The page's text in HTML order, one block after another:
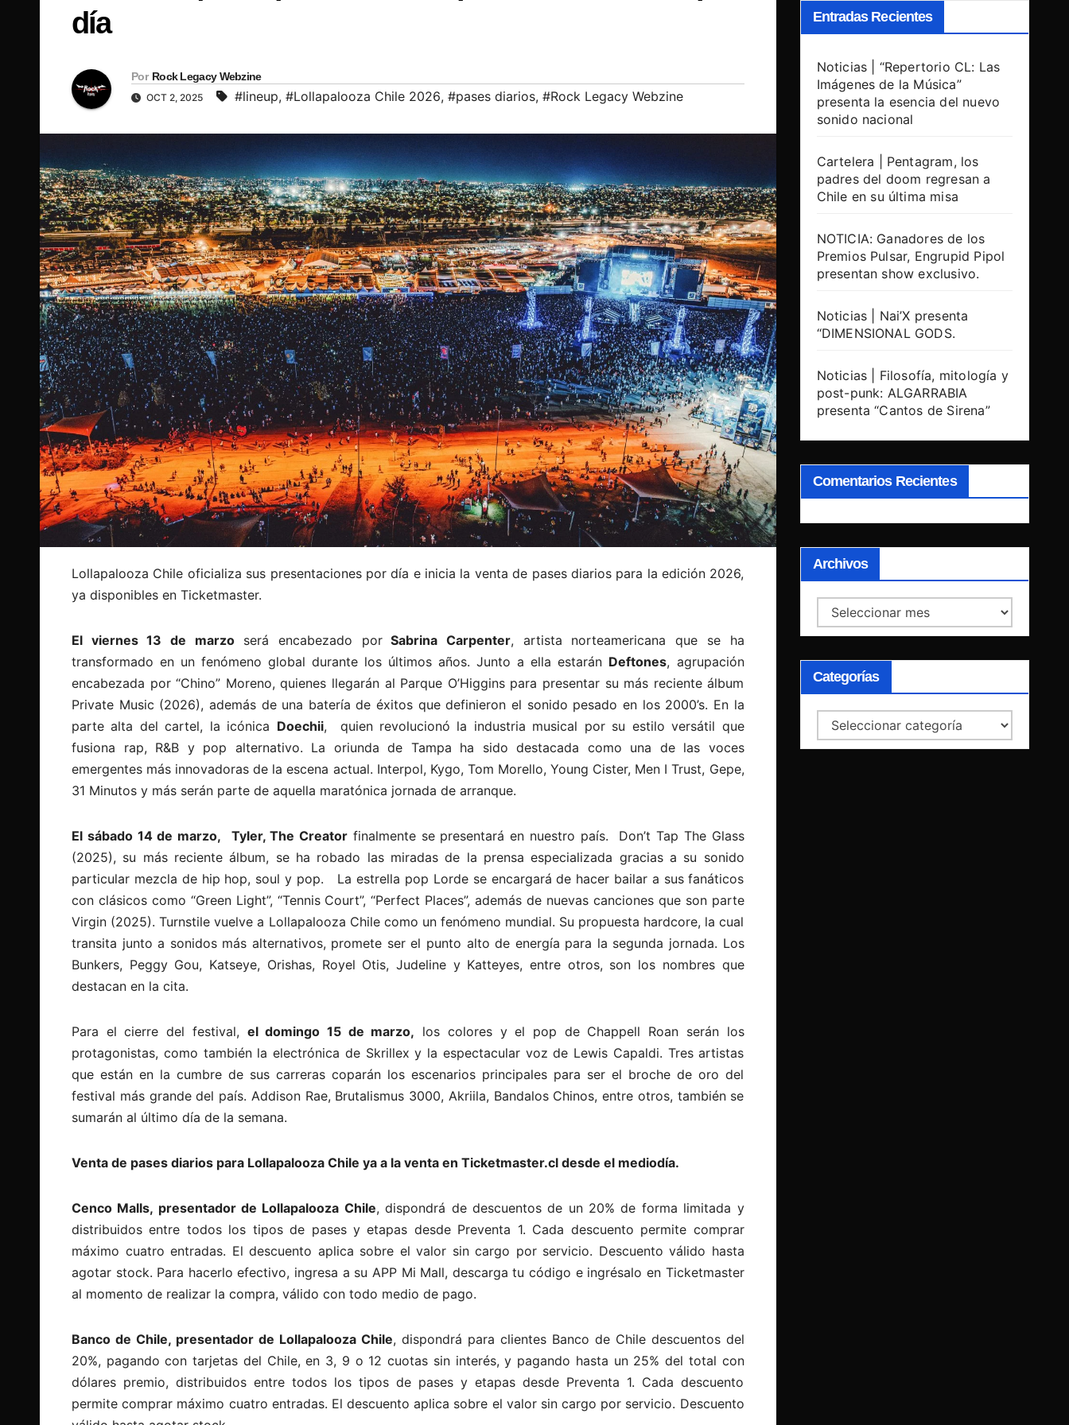
día
Por Rock Legacy Webzine
OCT 2, 2025 #lineup, #Lollapalooza Chile 2026, #pases diarios, #Rock Legacy Webzine
Lollapalooza Chile oficializa sus presentaciones por día e inicia la venta de pases diarios para la edición 2026,
ya disponibles en Ticketmaster.
El viernes 13 de marzoserá encabezado porSabrina Carpenter, artista norteamericana que se ha
transformado en un fenómeno global durante los últimos años. Junto a ella estarán Deftones, agrupación
encabezada por “Chino” Moreno, quienes llegarán al Parque O’Higgins para presentar su más reciente álbum
Private Music (2026), además de una batería de éxitos que definieron el sonido pesado en los 2000’s. En la
parte alta del cartel, la icónica Doechii, quien revolucionó la industria musical por su estilo versátil que
fusiona rap, R&B y pop alternativo. La oriunda de Tampa ha sido destacada como una de las voces
emergentes más innovadoras de la escena actual. Interpol, Kygo, Tom Morello, Young Cister, Men I Trust, Gepe,
31 Minutos y más serán parte de aquella maratónica jornada de arranque.
El sábado 14 de marzo, Tyler, The Creator finalmente se presentará en nuestro país. Don’t Tap The Glass
(2025), su más reciente álbum, se ha robado las miradas de la prensa especializada gracias a su sonido
particular mezcla de hip hop, soul y pop. La estrella pop Lorde se encargará de hacer bailar a sus fanáticos
con clásicos como “Green Light”, “Tennis Court”, “Perfect Places”, además de nuevas canciones que son parte
Virgin (2025). Turnstile vuelve a Lollapalooza Chile como un fenómeno mundial. Su propuesta hardcore, la cual
transita junto a sonidos más alternativos, promete ser el punto alto de energía para la segunda jornada. Los
Bunkers, Peggy Gou, Katseye, Orishas, Royel Otis, Judeline y Katteyes, entre otros, son los nombres que
destacan en la cita.
Para el cierre del festival, el domingo 15 de marzo, los colores y el pop de Chappell Roan serán los
protagonistas, como también la electrónica de Skrillex y la espectacular voz de Lewis Capaldi. Tres artistas
que están en la cumbre de sus carreras coparán los escenarios principales para ser el broche de oro del
festival más grande del país. Addison Rae, Brutalismus 3000, Akriila, Bandalos Chinos, entre otros, también se
sumarán al último día de la semana.
Venta de pases diarios para Lollapalooza Chile ya a la venta en Ticketmaster.cl desde el mediodía.
Cenco Malls, presentador de Lollapalooza Chile, dispondrá de descuentos de un 20% de forma limitada y
distribuidos entre todos los tipos de pases y etapas desde Preventa 1. Cada descuento permite comprar
máximo cuatro entradas. El descuento aplica sobre el valor sin cargo por servicio. Descuento válido hasta
agotar stock. Para hacerlo efectivo, ingresa a su APP Mi Mall, descarga tu código e ingrésalo en Ticketmaster
al momento de realizar la compra, válido con todo medio de pago.
Banco de Chile, presentador de Lollapalooza Chile, dispondrá para clientes Banco de Chile descuentos del
20%, pagando con tarjetas del Chile, en 3, 9 o 12 cuotas sin interés, y pagando hasta un 25% del total con
dólares premio, distribuidos entre todos los tipos de pases y etapas desde Preventa 1. Cada descuento
permite comprar máximo cuatro entradas. El descuento aplica sobre el valor sin cargo por servicio. Descuento
Entradas Recientes
Noticias | “Repertorio CL: Las
Imágenes de la Música”
presenta la esencia del nuevo
sonido nacional
Cartelera | Pentagram, los
padres del doom regresan a
Chile en su última misa
NOTICIA: Ganadores de los
Premios Pulsar, Engrupid Pipol
presentan show exclusivo.
Noticias | Nai’X presenta
“DIMENSIONAL GODS.
Noticias | Filosofía, mitología y
post-punk: ALGARRABIA
presenta “Cantos de Sirena”
Comentarios Recientes
Archivos
Archivos
Categorías
Categorías